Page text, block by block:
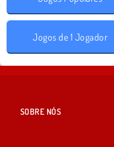
Jogos de 1 Jogador
SOBRE NÓS